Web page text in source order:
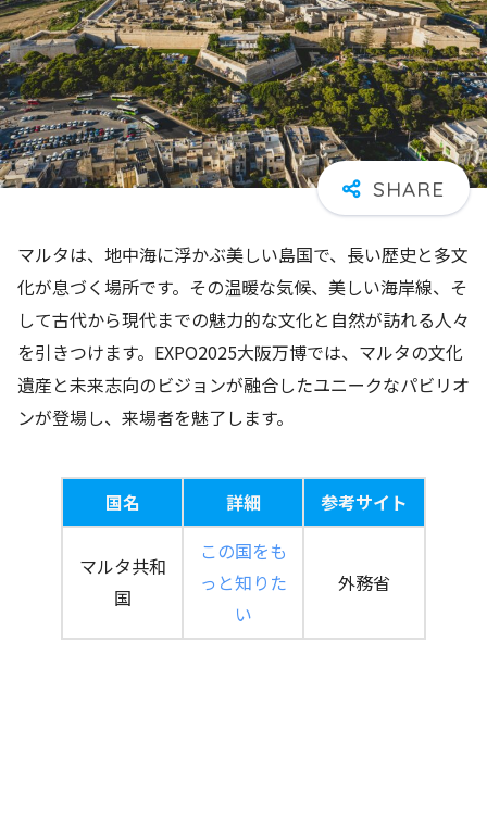
マルタは、地中海に浮かぶ美しい島国で、長い歴史と多文
化が息づく場所です。その温暖な気候、美しい海岸線、そ
して古代から現代までの魅力的な文化と自然が訪れる人々
を引きつけます。EXPO2025大阪万博では、マルタの文化
遺産と未来志向のビジョンが融合したユニークなパビリオ
ンが登場し、来場者を魅了します。
国名 詳細 参考サイト
マルタ共和
国
この国をも
っと知りた
い
外務省